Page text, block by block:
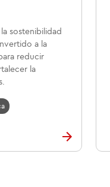
sostenibilidad
a la
reducir
la